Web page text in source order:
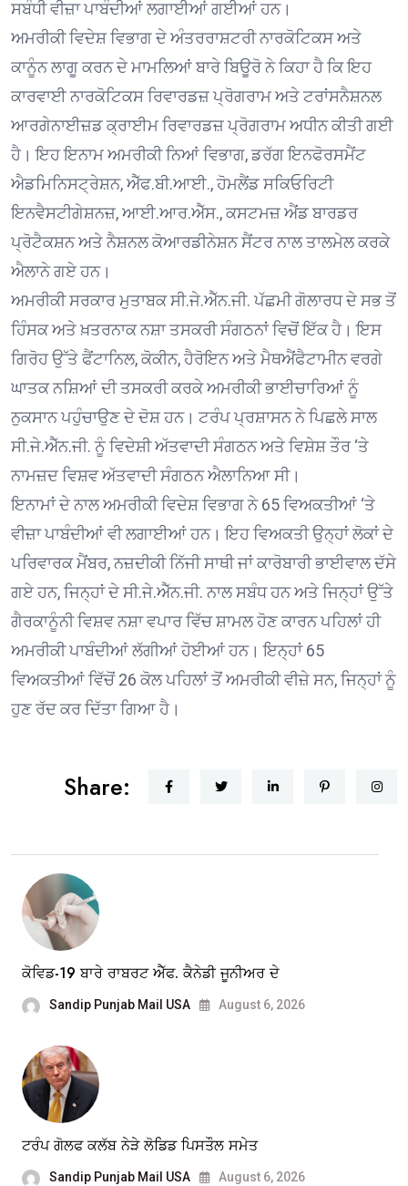
ਸਬੰਧੀ ਵੀਜ਼ਾ ਪਾਬੰਦੀਆਂ ਲਗਾਈਆਂ ਗਈਆਂ ਹਨ।
ਅਮਰੀਕੀ ਵਿਦੇਸ਼ ਵਿਭਾਗ ਦੇ ਅੰਤਰਰਾਸ਼ਟਰੀ ਨਾਰਕੋਟਿਕਸ ਅਤੇ
ਕਾਨੂੰਨ ਲਾਗੂ ਕਰਨ ਦੇ ਮਾਮਲਿਆਂ ਬਾਰੇ ਬਿਊਰੋ ਨੇ ਕਿਹਾ ਹੈ ਕਿ ਇਹ
ਕਾਰਵਾਈ ਨਾਰਕੋਟਿਕਸ ਰਿਵਾਰਡਜ਼ ਪ੍ਰੋਗਰਾਮ ਅਤੇ ਟਰਾਂਸਨੈਸ਼ਨਲ
ਆਰਗੇਨਾਈਜ਼ਡ ਕ੍ਰਾਈਮ ਰਿਵਾਰਡਜ਼ ਪ੍ਰੋਗਰਾਮ ਅਧੀਨ ਕੀਤੀ ਗਈ
ਹੈ। ਇਹ ਇਨਾਮ ਅਮਰੀਕੀ ਨਿਆਂ ਵਿਭਾਗ, ਡਰੱਗ ਇਨਫੋਰਸਮੈਂਟ
ਐਡਮਿਨਿਸਟ੍ਰੇਸ਼ਨ, ਐੱਫ.ਬੀ.ਆਈ., ਹੋਮਲੈਂਡ ਸਕਿਓਰਿਟੀ
ਇਨਵੈਸਟੀਗੇਸ਼ਨਜ਼, ਆਈ.ਆਰ.ਐੱਸ., ਕਸਟਮਜ਼ ਐਂਡ ਬਾਰਡਰ
ਪ੍ਰੋਟੈਕਸ਼ਨ ਅਤੇ ਨੈਸ਼ਨਲ ਕੋਆਰਡੀਨੇਸ਼ਨ ਸੈਂਟਰ ਨਾਲ ਤਾਲਮੇਲ ਕਰਕੇ
ਐਲਾਨੇ ਗਏ ਹਨ।
ਅਮਰੀਕੀ ਸਰਕਾਰ ਮੁਤਾਬਕ ਸੀ.ਜੇ.ਐੱਨ.ਜੀ. ਪੱਛਮੀ ਗੋਲਾਰਧ ਦੇ ਸਭ ਤੋਂ
ਹਿੰਸਕ ਅਤੇ ਖ਼ਤਰਨਾਕ ਨਸ਼ਾ ਤਸਕਰੀ ਸੰਗਠਨਾਂ ਵਿਚੋਂ ਇੱਕ ਹੈ। ਇਸ
ਗਿਰੋਹ ਉੱਤੇ ਫੈਂਟਾਨਿਲ, ਕੋਕੀਨ, ਹੈਰੋਇਨ ਅਤੇ ਮੈਥਐਂਫੈਟਾਮੀਨ ਵਰਗੇ
ਘਾਤਕ ਨਸ਼ਿਆਂ ਦੀ ਤਸਕਰੀ ਕਰਕੇ ਅਮਰੀਕੀ ਭਾਈਚਾਰਿਆਂ ਨੂੰ
ਨੁਕਸਾਨ ਪਹੁੰਚਾਉਣ ਦੇ ਦੋਸ਼ ਹਨ। ਟਰੰਪ ਪ੍ਰਸ਼ਾਸਨ ਨੇ ਪਿਛਲੇ ਸਾਲ
ਸੀ.ਜੇ.ਐੱਨ.ਜੀ. ਨੂੰ ਵਿਦੇਸ਼ੀ ਅੱਤਵਾਦੀ ਸੰਗਠਨ ਅਤੇ ਵਿਸ਼ੇਸ਼ ਤੌਰ ‘ਤੇ
ਨਾਮਜ਼ਦ ਵਿਸ਼ਵ ਅੱਤਵਾਦੀ ਸੰਗਠਨ ਐਲਾਨਿਆ ਸੀ।
ਇਨਾਮਾਂ ਦੇ ਨਾਲ ਅਮਰੀਕੀ ਵਿਦੇਸ਼ ਵਿਭਾਗ ਨੇ 65 ਵਿਅਕਤੀਆਂ ‘ਤੇ
ਵੀਜ਼ਾ ਪਾਬੰਦੀਆਂ ਵੀ ਲਗਾਈਆਂ ਹਨ। ਇਹ ਵਿਅਕਤੀ ਉਨ੍ਹਾਂ ਲੋਕਾਂ ਦੇ
ਪਰਿਵਾਰਕ ਮੈਂਬਰ, ਨਜ਼ਦੀਕੀ ਨਿੱਜੀ ਸਾਥੀ ਜਾਂ ਕਾਰੋਬਾਰੀ ਭਾਈਵਾਲ ਦੱਸੇ
ਗਏ ਹਨ, ਜਿਨ੍ਹਾਂ ਦੇ ਸੀ.ਜੇ.ਐੱਨ.ਜੀ. ਨਾਲ ਸਬੰਧ ਹਨ ਅਤੇ ਜਿਨ੍ਹਾਂ ਉੱਤੇ
ਗੈਰਕਾਨੂੰਨੀ ਵਿਸ਼ਵ ਨਸ਼ਾ ਵਪਾਰ ਵਿੱਚ ਸ਼ਾਮਲ ਹੋਣ ਕਾਰਨ ਪਹਿਲਾਂ ਹੀ
ਅਮਰੀਕੀ ਪਾਬੰਦੀਆਂ ਲੱਗੀਆਂ ਹੋਈਆਂ ਹਨ। ਇਨ੍ਹਾਂ 65
ਵਿਅਕਤੀਆਂ ਵਿੱਚੋਂ 26 ਕੋਲ ਪਹਿਲਾਂ ਤੋਂ ਅਮਰੀਕੀ ਵੀਜ਼ੇ ਸਨ, ਜਿਨ੍ਹਾਂ ਨੂੰ
ਹੁਣ ਰੱਦ ਕਰ ਦਿੱਤਾ ਗਿਆ ਹੈ।
Share:
ਕੋਵਿਡ-19 ਬਾਰੇ ਰਾਬਰਟ ਐੱਫ. ਕੈਨੇਡੀ ਜੂਨੀਅਰ ਦੇ
Sandip Punjab Mail USA August 6, 2026
ਟਰੰਪ ਗੋਲਫ ਕਲੱਬ ਨੇੜੇ ਲੋਡਿਡ ਪਿਸਤੌਲ ਸਮੇਤ
Sandip Punjab Mail USA August 6, 2026